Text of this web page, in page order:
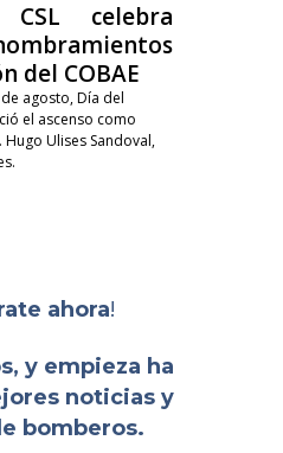
CSL celebra
del COBAE
agosto, Día del
el ascenso como
Hugo Ulises Sandoval,
ahora!
y empieza ha
noticias y
bomberos.